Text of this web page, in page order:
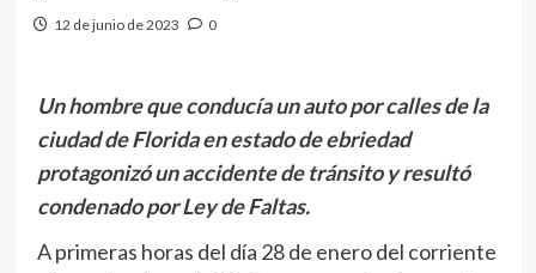
12 de junio de 2023 0
Un hombre que conducía un auto por calles de la
ciudad de Florida en estado de ebriedad
protagonizó un accidente de tránsito y resultó
condenado por Ley de Faltas.
A primeras horas del día 28 de enero del corriente